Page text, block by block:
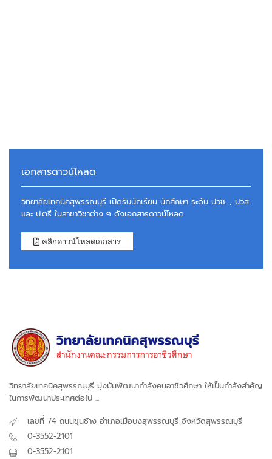
เอกสารดาวน์โหลด
วิทยาลัยเทคนิคสุพรรณบุรี เปิดรับนักเรียน นักศึกษา ระดับ ปวช. , ปวส.
และ ป.ตรี ในสาขาวิชาต่าง ๆ ดังเอกสารดาวน์โหลด
คลิกดาวน์โหลดเอกสาร
วิทยาลัยเทคนิคสุพรรณบุรี มุ่งมั่นพัฒนากำลังคนอาชีวศึกษา ให้เป็นกำลังสำคัญ
ในการพัฒนาประเทศต่อไป ...
เลขที่ 74 ถนนขุนช้าง อำเภอเมือบงสุพรรณบุรี จังหวัดสุพรรณบุรี
0-3552-2101
0-3552-2101